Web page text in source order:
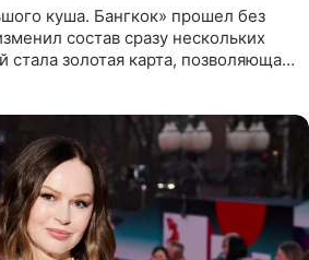
куша. Бангкок» прошел без
состав сразу нескольких
стала золотая карта, позволяющая